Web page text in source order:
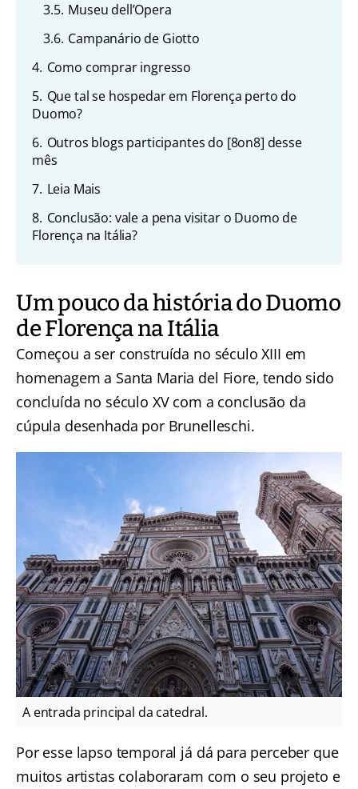
3.5. Museu dell’Opera
3.6. Campanário de Giotto
4. Como comprar ingresso
5. Que tal se hospedar em Florença perto do
Duomo?
6. Outros blogs participantes do [8on8] desse
mês
7. Leia Mais
8. Conclusão: vale a pena visitar o Duomo de
Florença na Itália?
Um pouco da história do Duomo
de Florença na Itália
Começou a ser construída no século XIII em
homenagem a Santa Maria del Fiore, tendo sido
concluída no século XV com a conclusão da
cúpula desenhada por Brunelleschi.
A entrada principal da catedral.
Por esse lapso temporal já dá para perceber que
muitos artistas colaboraram com o seu projeto e